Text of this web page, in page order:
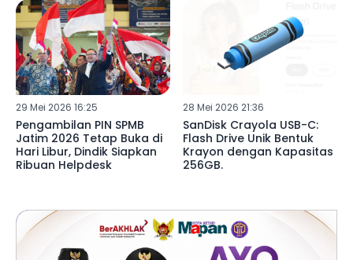
29 Mei 2026 16:25
Pengambilan PIN SPMB
Jatim 2026 Tetap Buka di
Hari Libur, Dindik Siapkan
Ribuan Helpdesk
28 Mei 2026 21:36
SanDisk Crayola USB-C:
Flash Drive Unik Bentuk
Krayon dengan Kapasitas
256GB.